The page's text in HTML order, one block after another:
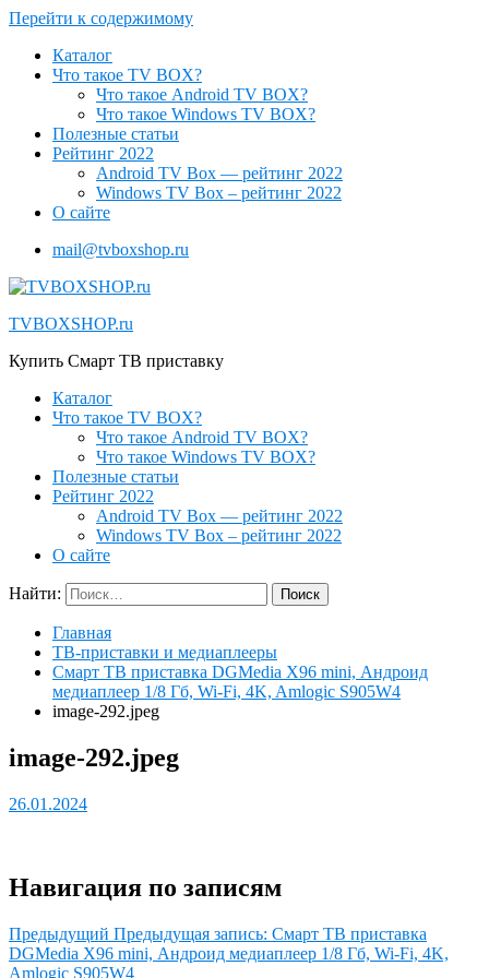
Перейти к содержимому
Каталог
Что такое TV BOX?
Что такое Android TV BOX?
Что такое Windows TV BOX?
Полезные статьи
Рейтинг 2022
Android TV Box — рейтинг 2022
Windows TV Box – рейтинг 2022
О сайте
mail@tvboxshop.ru
TVBOXSHOP.ru
Купить Смарт ТВ приставку
Каталог
Что такое TV BOX?
Что такое Android TV BOX?
Что такое Windows TV BOX?
Полезные статьи
Рейтинг 2022
Android TV Box — рейтинг 2022
Windows TV Box – рейтинг 2022
О сайте
Найти:
Главная
ТВ-приставки и медиаплееры
Смарт ТВ приставка DGMedia X96 mini, Андроид
медиаплеер 1/8 Гб, Wi-Fi, 4K, Amlogic S905W4
image-292.jpeg
image-292.jpeg
26.01.2024
Навигация по записям
Предыдущий Предыдущая запись: Смарт ТВ приставка
DGMedia X96 mini, Андроид медиаплеер 1/8 Гб, Wi-Fi, 4K,
Amlogic S905W4